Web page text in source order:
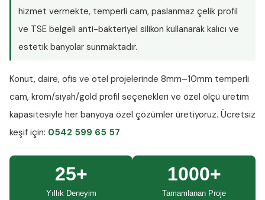
hizmet vermekte, temperli cam, paslanmaz çelik profil
ve TSE belgeli anti-bakteriyel silikon kullanarak kalıcı ve
estetik banyolar sunmaktadır.
Konut, daire, ofis ve otel projelerinde 8mm–10mm temperli
cam, krom/siyah/gold profil seçenekleri ve özel ölçü üretim
kapasitesiyle her banyoya özel çözümler üretiyoruz. Ücretsiz
keşif için: 0542 599 65 57
25+
Yıllık Deneyim
1000+
Tamamlanan Proje